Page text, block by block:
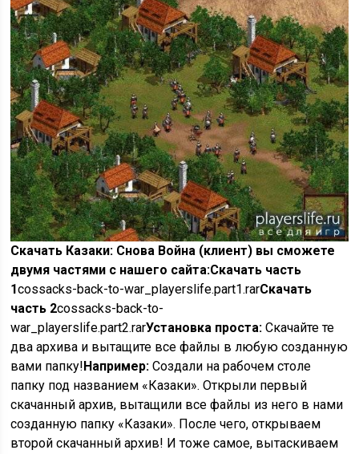
Скачать Казаки: Снова Война (клиент) вы сможете
двумя частями с нашего сайта:Скачать часть
1cossacks-back-to-war_playerslife.part1.rarСкачать
часть 2cossacks-back-to-
war_playerslife.part2.rarУстановка проста: Скачайте те
два архива и вытащите все файлы в любую созданную
вами папку! Например: Создали на рабочем столе
папку под названием «Казаки». Открыли первый
скачанный архив, вытащили все файлы из него в нами
созданную папку «Казаки». После чего, открываем
второй скачанный архив! И тоже самое, вытаскиваем